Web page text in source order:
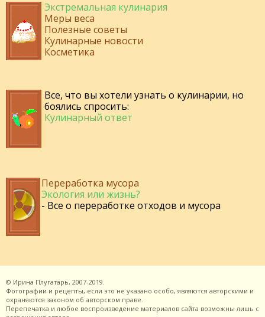
Экстремальная кулинария
Меры веса
Полезные советы
Кулинарные новости
Косметика
Все, что вы хотели узнать о кулинарии, но
боялись спросить:
Кулинарный ответ
Переработка мусора
Экология или жизнь?
- Все о переработке отходов и мусора
© Ирина Плугатарь, 2007-2019.
Фотографии и рецепты, если это не указано особо, являются авторскими и
охраняются законом об авторском праве.
Перепечатка и любое воспроизведение материалов сайта возможны лишь с